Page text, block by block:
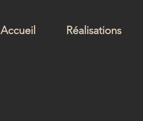
Accueil Réalisations